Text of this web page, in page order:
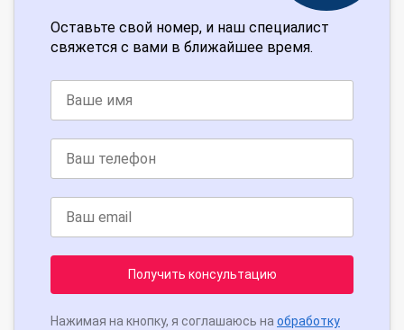
Оставьте свой номер, и наш специалист
свяжется с вами в ближайшее время.
Получить консультацию
Нажимая на кнопку, я соглашаюсь на обработку